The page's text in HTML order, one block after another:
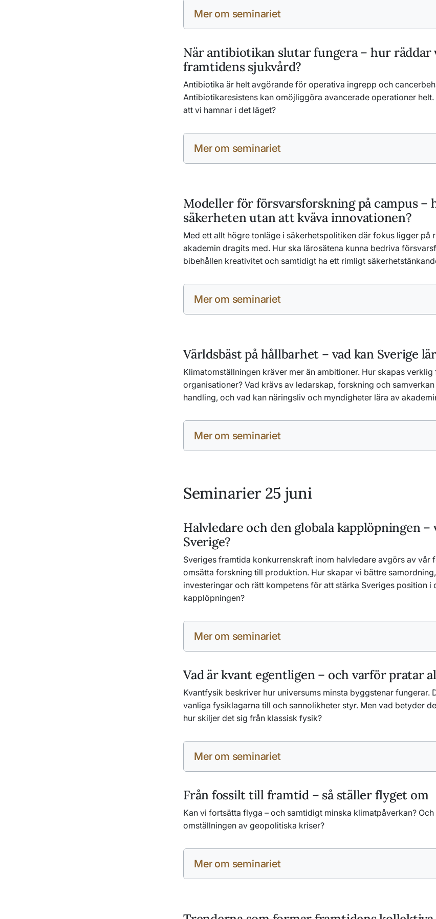
Mer om seminariet
När antibiotikan slutar fungera – hur räddar
framtidens sjukvård?
Antibiotika är helt avgörande för operativa ingrepp och
Antibiotikaresistens kan omöjliggöra avancerade operationer helt.
att vi hamnar i det läget?
Mer om seminariet
Modeller för försvarsforskning på campus –
säkerheten utan att kväva innovationen?
Med ett allt högre tonläge i säkerhetspolitiken där fokus ligger på
akademin dragits med. Hur ska lärosätena kunna bedriva
bibehållen kreativitet och samtidigt ha ett rimligt
Mer om seminariet
Världsbäst på hållbarhet – vad kan Sverige
Klimatomställningen kräver mer än ambitioner. Hur skapas
organisationer? Vad krävs av ledarskap, forskning och
handling, och vad kan näringsliv och myndigheter lära av
Mer om seminariet
Seminarier 25 juni
Halvledare och den globala kapplöpningen –
Sverige?
Sveriges framtida konkurrenskraft inom halvledare avgörs av vår
omsätta forskning till produktion. Hur skapar vi bättre
investeringar och rätt kompetens för att stärka Sveriges position i
kapplöpningen?
Mer om seminariet
Vad är kvant egentligen – och varför pratar
Kvantfysik beskriver hur universums minsta byggstenar fungerar.
vanliga fysiklagarna till och sannolikheter styr. Men vad betyder
hur skiljer det sig från klassisk fysik?
Mer om seminariet
Från fossilt till framtid – så ställer flyget om
Kan vi fortsätta flyga – och samtidigt minska klimatpåverkan?
omställningen av geopolitiska kriser?
Mer om seminariet